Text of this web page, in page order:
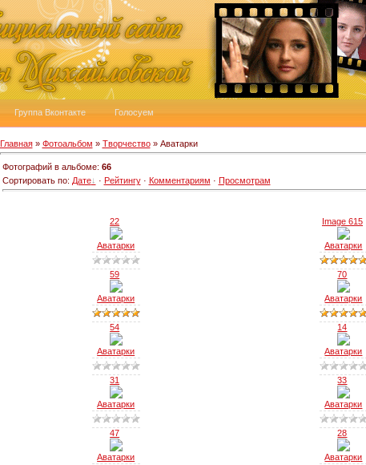
Группа Вконтакте Голосуем
Главная» Фотоальбом » Творчество» Аватарки
Фотографий в альбоме: 66
Сортировать по: Дате · Рейтингу· Комментариям · Просмотрам
22
Аватарки
Image 615
Аватарки
59
Аватарки
70
Аватарки
54
Аватарки
14
Аватарки
31
Аватарки
33
Аватарки
47
Аватарки
28
Аватарки